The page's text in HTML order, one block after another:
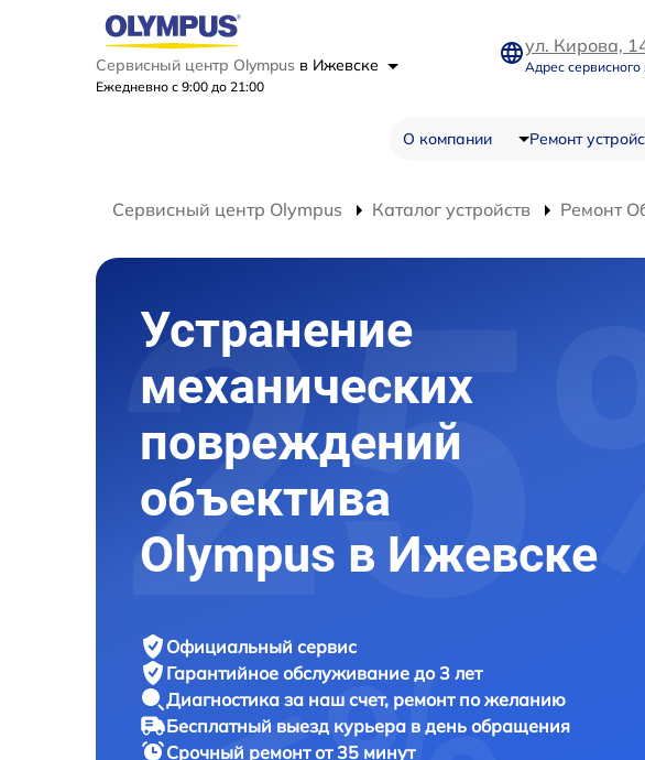
Сервисный центр Olympus в Ижевске
Ежедневно с 9:00 до 21:00
ул. Кирова,
Адрес
О компании Ремонт
Сервисный центр Olympus Каталог устройств Ремонт
Устранение
механических
повреждений
объектива
Olympus в Ижевске
Официальный сервис
Гарантийное обслуживание до 3 лет
Диагностика за наш счет, ремонт по желанию
Бесплатный выезд курьера в день обращения
Срочный ремонтот 35 минут